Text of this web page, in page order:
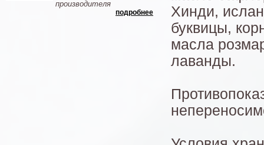
производителя
подробнее
Хинди,
буквицы,
масла
лаванды.